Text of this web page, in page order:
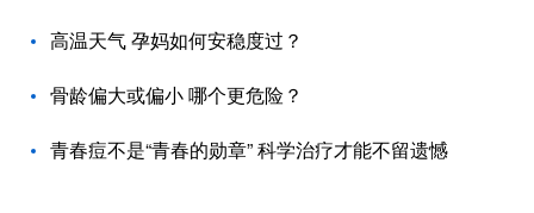
高温天气 孕妈如何安稳度过？
骨龄偏大或偏小 哪个更危险？
青春痘不是“青春的勋章” 科学治疗才能不留遗憾